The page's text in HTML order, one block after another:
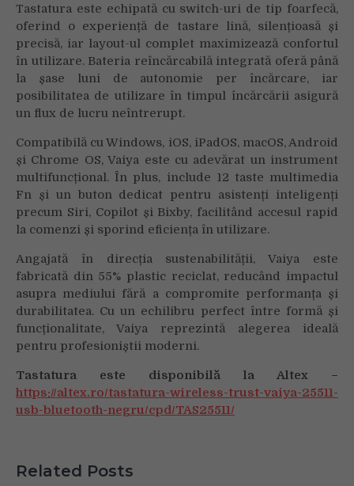
Tastatura este echipată cu switch-uri de tip foarfecă,
oferind o experiență de tastare lină, silențioasă și
precisă, iar layout-ul complet maximizează confortul
în utilizare. Bateria reîncărcabilă integrată oferă până
la șase luni de autonomie per încărcare, iar
posibilitatea de utilizare în timpul încărcării asigură
un flux de lucru neîntrerupt.
Compatibilă cu Windows, iOS, iPadOS, macOS, Android
și Chrome OS, Vaiya este cu adevărat un instrument
multifuncțional. În plus, include 12 taste multimedia
Fn și un buton dedicat pentru asistenți inteligenți
precum Siri, Copilot și Bixby, facilitând accesul rapid
la comenzi și sporind eficiența în utilizare.
Angajată în direcția sustenabilității, Vaiya este
fabricată din 55% plastic reciclat, reducând impactul
asupra mediului fără a compromite performanța și
durabilitatea. Cu un echilibru perfect între formă și
funcționalitate, Vaiya reprezintă alegerea ideală
pentru profesioniștii moderni.
Tastatura este disponibilă la Altex –
https://altex.ro/tastatura-wireless-trust-vaiya-25511-
usb-bluetooth-negru/cpd/TAS25511/
Related Posts